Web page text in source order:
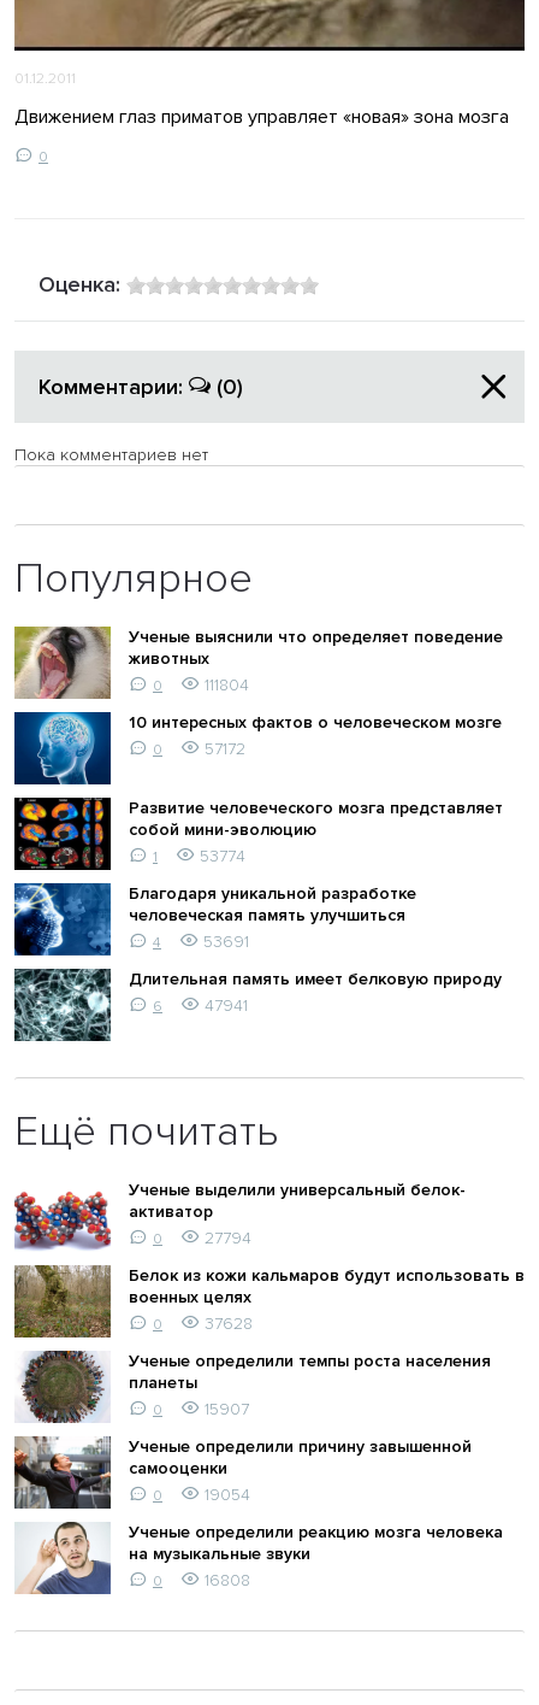
01.12.2011
Движением глаз приматов управляет «новая» зона мозга
0
Оценка:
Комментарии: (0)
Пока комментариев нет
Популярное
Ученые выяснили что определяет поведение
животных
0
111804
10 интересных фактов о человеческом мозге
0 57172
Развитие человеческого мозга представляет
собой мини-эволюцию
1
53774
Благодаря уникальной разработке
человеческая память улучшиться
4
53691
Длительная память имеет белковую природу
6 47941
Ещё почитать
Ученые выделили универсальный белок-
активатор
0
27794
Белок из кожи кальмаров будут использовать в
военных целях
0
37628
Ученые определили темпы роста населения
планеты
0
15907
Ученые определили причину завышенной
самооценки
0
19054
Ученые определили реакцию мозга человека
на музыкальные звуки
0 16808